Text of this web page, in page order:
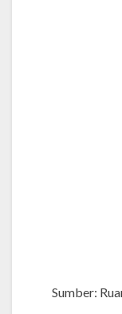
Sumber: